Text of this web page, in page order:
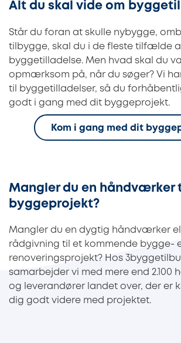
Alt du skal vide om
Står du foran at skulle nybygge,
tilbygge, skal du i de fleste tilfælde
byggetilladelse. Men hvad skal du
opmærksom på, når du søger? Vi
til byggetilladelser, så du
godt i gang med dit byggeprojekt.
Kom i gang med dit
Mangler du en
byggeprojekt?
Mangler du en dygtig håndværker
rådgivning til et kommende bygge-
renoveringsprojekt? Hos
samarbejder vi med mere end 2.100
og leverandører landet over, der er
dig godt videre med projektet.